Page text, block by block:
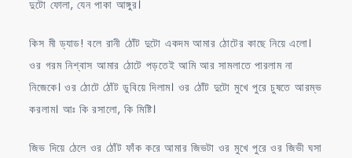
দুটো ফোলা, যেন পাকা আঙ্গুর।
কিস মী ড্যাড! বলে রানী ঠোঁট দুটো একদম আমার ঠোটের কাছে নিয়ে এলো।
ওর গরম নিশ্বাস আমার ঠোটে পড়তেই আমি আর সামলাতে পারলাম না
নিজেকে। ওর ঠোটে ঠোঁট ডুবিয়ে দিলাম। ওর ঠোঁট দুটো মুখে পুরে চুষতে আরম্ভ
করলাম। আঃ কি রসালো, কি মিষ্টি।
জিভ দিয়ে ঠেলে ওর ঠোঁট ফাঁক করে আমার জিভটা ওর মুখে পুরে ওর জিভী ঘসা